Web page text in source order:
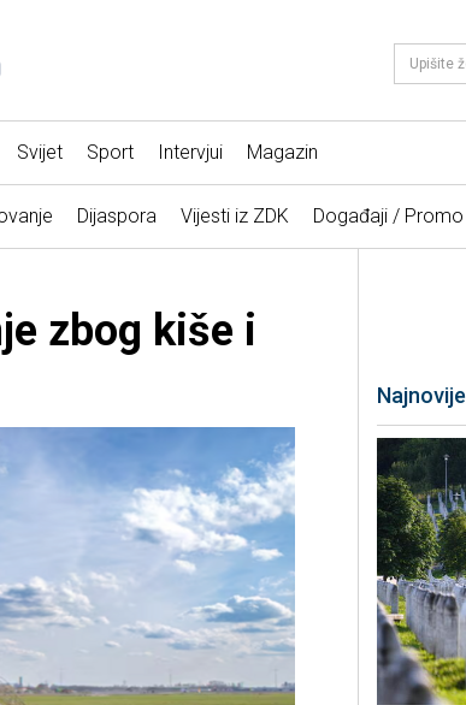
Svijet Sport Intervjui Magazin
Dijaspora Vijesti iz ZDK Događaji / Promo
zbog kiše i
Najnovije